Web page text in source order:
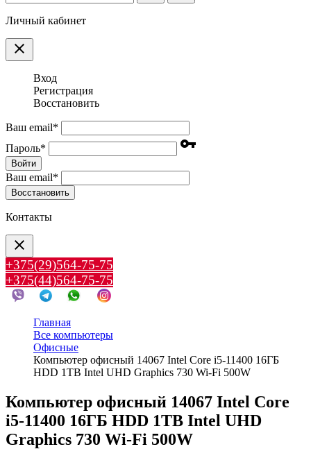
Личный кабинет
clear
Вход
Регистрация
Восстановить
Ваш email*
Пароль* vpn_key
Войти
Ваш email*
Воcстановить
Контакты
clear
+375(29)564-75-75
+375(44)564-75-75
Главная
Все компьютеры
Офисные
Компьютер офисный 14067 Intel Core i5-11400 16ГБ
HDD 1TB Intel UHD Graphics 730 Wi-Fi 500W
Компьютер офисный 14067 Intel Core
i5-11400 16ГБ HDD 1TB Intel UHD
Graphics 730 Wi-Fi 500W